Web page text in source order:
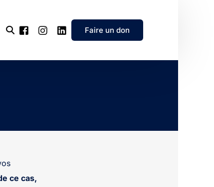
Faire un don
ce cas,